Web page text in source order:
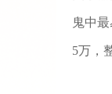
鬼中
5万，